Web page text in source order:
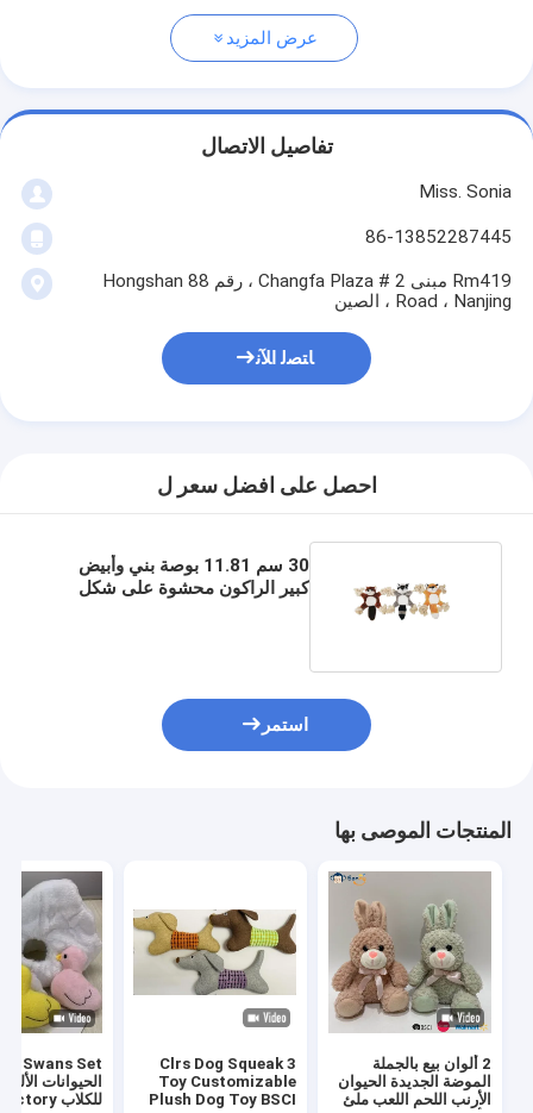
عرض المزيد
تفاصيل الاتصال
Miss. Sonia
86-13852287445
Rm419 مبنى 2 # Changfa Plaza ، رقم 88 Hongshan
Road ، Nanjing ، الصين
ﺎﺘﺼﻟ ﺍﻶﻧ
احصل على افضل سعر ل
30 سم 11.81 بوصة بني وأبيض
كبير الراكون محشوة على شكل
استمر
المنتجات الموصى بها
2 ألوان بيع بالجملة
الموضة الجديدة الحيوان
الأرنب اللحم اللعب ملئ
3 Clrs Dog Squeak
Toy Customizable
Plush Dog Toy BSCI
الحيوانات
للكلاب BSCI Factory